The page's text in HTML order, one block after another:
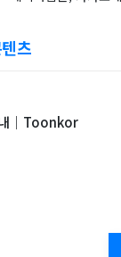
츠
｜Toonkor